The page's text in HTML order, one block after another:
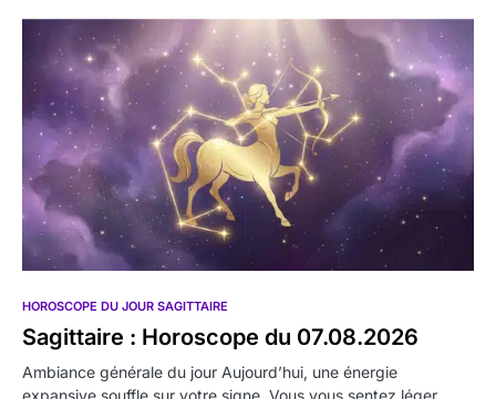
HOROSCOPE DU JOUR SAGITTAIRE
Sagittaire : Horoscope du 07.08.2026
Ambiance générale du jour Aujourd’hui, une énergie
expansive souffle sur votre signe. Vous vous sentez léger,